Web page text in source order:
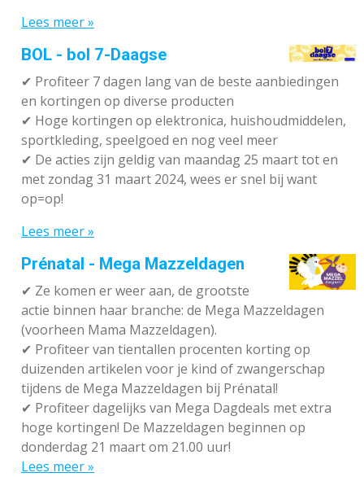
Lees meer »
BOL - bol 7-Daagse
✔ Profiteer 7 dagen lang van de beste aanbiedingen
en kortingen op diverse producten
✔ Hoge kortingen op elektronica, huishoudmiddelen,
sportkleding, speelgoed en nog veel meer
✔ De acties zijn geldig van maandag 25 maart tot en
met zondag 31 maart 2024, wees er snel bij want
op=op!
Lees meer »
Prénatal - Mega Mazzeldagen
✔ Ze komen er weer aan, de grootste
actie binnen haar branche: de Mega Mazzeldagen
(voorheen Mama Mazzeldagen).
✔ Profiteer van tientallen procenten korting op
duizenden artikelen voor je kind of zwangerschap
tijdens de Mega Mazzeldagen bij Prénatal!
✔ Profiteer dagelijks van Mega Dagdeals met extra
hoge kortingen! De Mazzeldagen beginnen op
donderdag 21 maart om 21.00 uur!
Lees meer »